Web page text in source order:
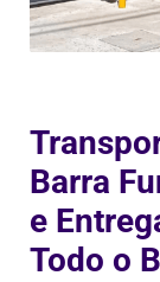
Barra
e
Todo o